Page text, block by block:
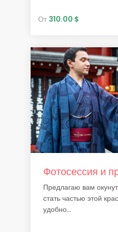
От 310.00 $
Фотосессия и
Предлагаю вам
стать частью этой
удобно...